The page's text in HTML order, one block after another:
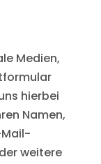
Medien,
hierbei
Namen,
weitere